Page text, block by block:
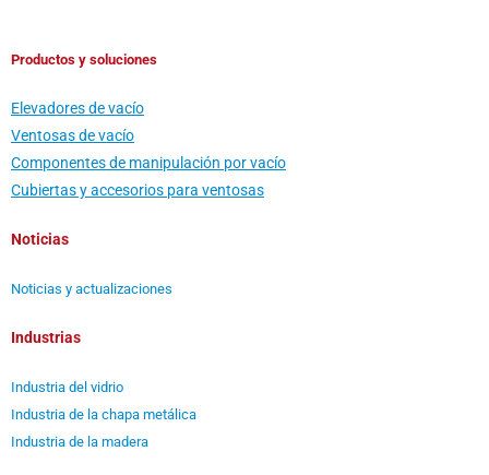
Productos y soluciones
Elevadores de vacío
Ventosas de vacío
Componentes de manipulación por vacío
Cubiertas y accesorios para ventosas
Noticias
Noticias y actualizaciones
Industrias
Industria del vidrio
Industria de la chapa metálica
Industria de la madera